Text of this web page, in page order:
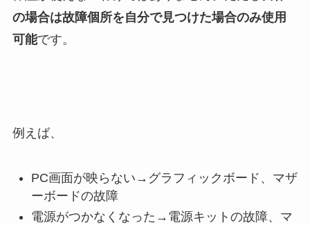
の場合は故障個所を自分で見つけた場合のみ使用
可能です。
例えば、
PC画面が映らない→グラフィックボード、マザ
ーボードの故障
電源がつかなくなった→電源キットの故障、マ